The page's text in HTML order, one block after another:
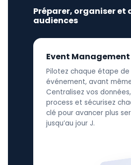
Préparer, organiser et
audiences
Event Management
Pilotez chaque étape
événement, avant
Centralisez vos
process et sécurisez
clé pour avancer plus
jusqu’au jour J.